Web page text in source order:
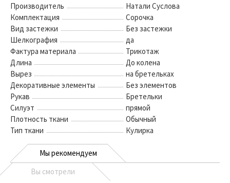
Производитель
Натали Суслова
Комплектация
Сорочка
Вид застежки
Без застежки
Шелкография
да
Фактура материала
Трикотаж
Длина
До колена
Вырез
на бретельках
Декоративные элементы
Без элементов
Рукав
Бретельки
Силуэт
прямой
Плотность ткани
Обычный
Тип ткани
Кулирка
Мы рекомендуем
Вы смотрели